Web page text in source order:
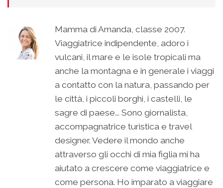
Mamma di Amanda, classe 2007.
Viaggiatrice indipendente, adoro i
vulcani, il mare e le isole tropicali ma
anche la montagna e in generale i viaggi
a contatto con la natura, passando per
le città, i piccoli borghi, i castelli, le
sagre di paese... Sono giornalista,
accompagnatrice turistica e travel
designer. Vedere il mondo anche
attraverso gli occhi di mia figlia mi ha
aiutato a crescere come viaggiatrice e
come persona. Ho imparato a viaggiare